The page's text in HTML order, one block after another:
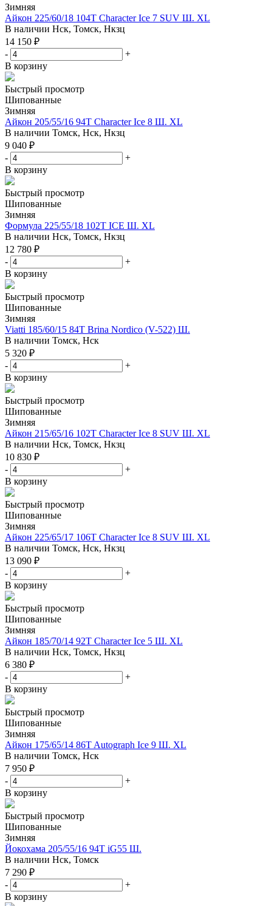
Зимняя
Айкон 225/60/18 104T Character Ice 7 SUV Ш. XL
В наличии Нск, Томск, Нкзц
14 150 ₽
-
+
В корзину
Быстрый просмотр
Шипованные
Зимняя
Айкон 205/55/16 94T Character Ice 8 Ш. XL
В наличии Томск, Нск, Нкзц
9 040 ₽
-
+
В корзину
Быстрый просмотр
Шипованные
Зимняя
Формула 225/55/18 102T ICE Ш. XL
В наличии Нск, Томск, Нкзц
12 780 ₽
-
+
В корзину
Быстрый просмотр
Шипованные
Зимняя
Viatti 185/60/15 84T Brina Nordico (V-522) Ш.
В наличии Томск, Нск
5 320 ₽
-
+
В корзину
Быстрый просмотр
Шипованные
Зимняя
Айкон 215/65/16 102T Character Ice 8 SUV Ш. XL
В наличии Нск, Томск, Нкзц
10 830 ₽
-
+
В корзину
Быстрый просмотр
Шипованные
Зимняя
Айкон 225/65/17 106T Character Ice 8 SUV Ш. XL
В наличии Томск, Нск, Нкзц
13 090 ₽
-
+
В корзину
Быстрый просмотр
Шипованные
Зимняя
Айкон 185/70/14 92T Character Ice 5 Ш. XL
В наличии Нск, Томск, Нкзц
6 380 ₽
-
+
В корзину
Быстрый просмотр
Шипованные
Зимняя
Айкон 175/65/14 86T Autograph Ice 9 Ш. XL
В наличии Томск, Нск
7 950 ₽
-
+
В корзину
Быстрый просмотр
Шипованные
Зимняя
Йокохама 205/55/16 94T iG55 Ш.
В наличии Нск, Томск
7 290 ₽
-
+
В корзину